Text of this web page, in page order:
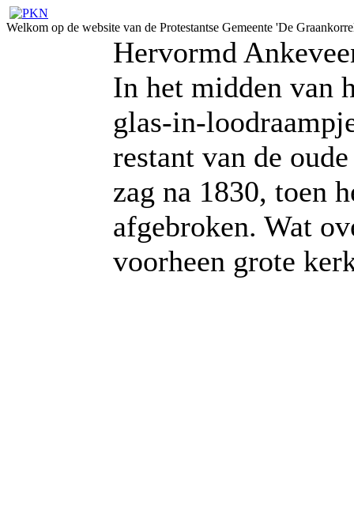
Welkom op de website van de Protestantse Gemeente 'De
Hervormd
In het midden van
glas-in-
restant van de
zag na 1830, toen
afgebroken. Wat
voorheen grote